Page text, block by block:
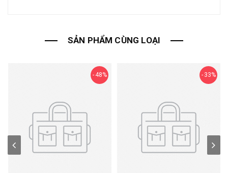
SẢN PHẨM CÙNG LOẠI
48% 33%